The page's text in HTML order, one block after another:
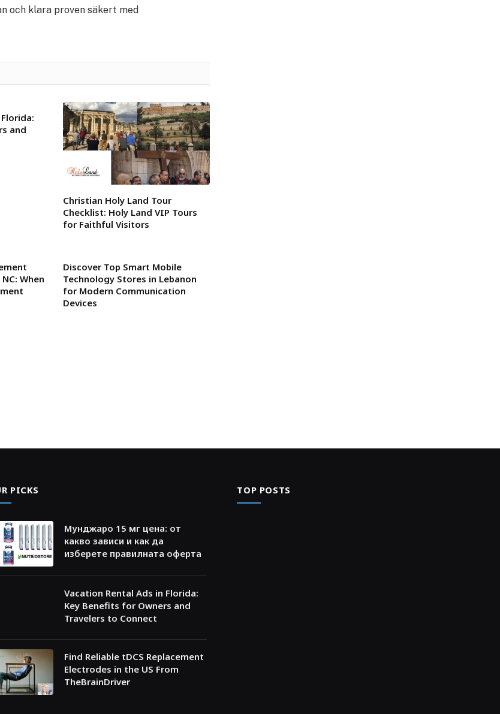
och klara proven säkert med
and
Christian Holy Land Tour
Checklist: Holy Land VIP Tours
for Faithful Visitors
When
Discover Top Smart Mobile
Technology Stores in Lebanon
for Modern Communication
Devices
PICKS
Мунджаро 15 мг цена: от
какво зависи и как да
изберете правилната оферта
Vacation Rental Ads in Florida:
Key Benefits for Owners and
Travelers to Connect
Find Reliable tDCS Replacement
Electrodes in the US From
TheBrainDriver
TOP POSTS